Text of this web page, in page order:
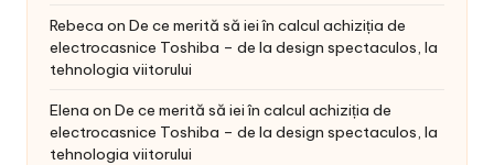
Rebeca on De ce merită să iei în calcul achiziția de
electrocasnice Toshiba – de la design spectaculos, la
tehnologia viitorului
Elena on De ce merită să iei în calcul achiziția de
electrocasnice Toshiba – de la design spectaculos, la
tehnologia viitorului